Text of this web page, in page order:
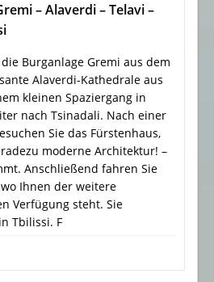
– Alaverdi – Telavi –
Burganlage Gremi aus dem
Alaverdi-Kathedrale aus
kleinen Spaziergang in
nach Tsinadali. Nach einer
Sie das Fürstenhaus,
moderne Architektur! –
Anschließend fahren Sie
Ihnen der weitere
Verfügung steht. Sie
Tbilissi. F